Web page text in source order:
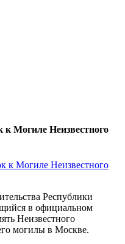
Могиле Неизвестного
Республики
в официальном
Неизвестного
могилы в Москве.